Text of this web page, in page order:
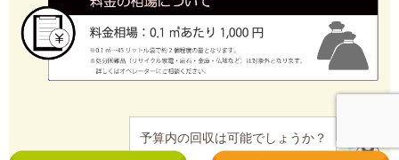
予算内の回収は可能でしょうか？